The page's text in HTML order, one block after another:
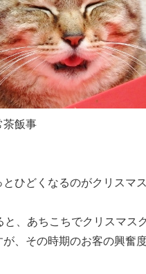
茶飯事
ひどくなるのがクリスマス
と、あちこちでクリスマス
が、その時期のお客の興奮